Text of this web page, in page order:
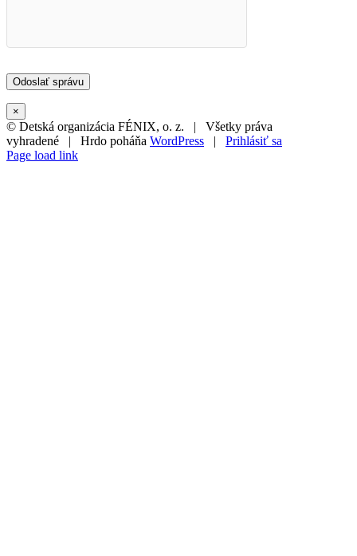
×
© Detská organizácia FÉNIX, o. z. | Všetky práva
vyhradené | Hrdo poháňa WordPress
Prihlásiť sa
Page load link